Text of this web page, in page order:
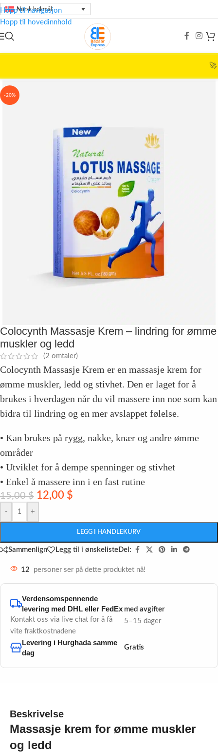
Hopp til navigasjon
Hopp til hovedinnhold
Norsk bokmål
-20%
Colocynth Massasje Krem – lindring for ømme
muskler og ledd
(2 omtaler)
Colocynth Massasje Krem er en massasje krem for
ømme muskler, ledd og stivhet. Den er laget for å
brukes i hverdagen når du vil massere inn noe som kan
bidra til lindring og en mer avslappet følelse.
• Kan brukes på rygg, nakke, knær og andre ømme
områder
• Utviklet for å dempe spenninger og stivhet
• Enkel å massere inn i en fast rutine
15,00$ 12,00 $
- +
LEGG I HANDLEKURV
Sammenlign Legg til i ønskeliste Del:
12 personer ser på dette produktet nå!
Verdensomspennende
levering med DHL eller FedEx
Kontakt oss via live chat for å få
vite fraktkostnadene
5–15 dager
med avgifter
Levering i Hurghada samme
dag
Gratis
Beskrivelse
Massasje krem for ømme muskler
og ledd